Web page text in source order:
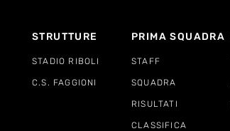
STRUTTURE PRIMA SQUADRA
STADIO RIBOLI STAFF
C.S. FAGGIONI SQUADRA
RISULTATI
CLASSIFICA